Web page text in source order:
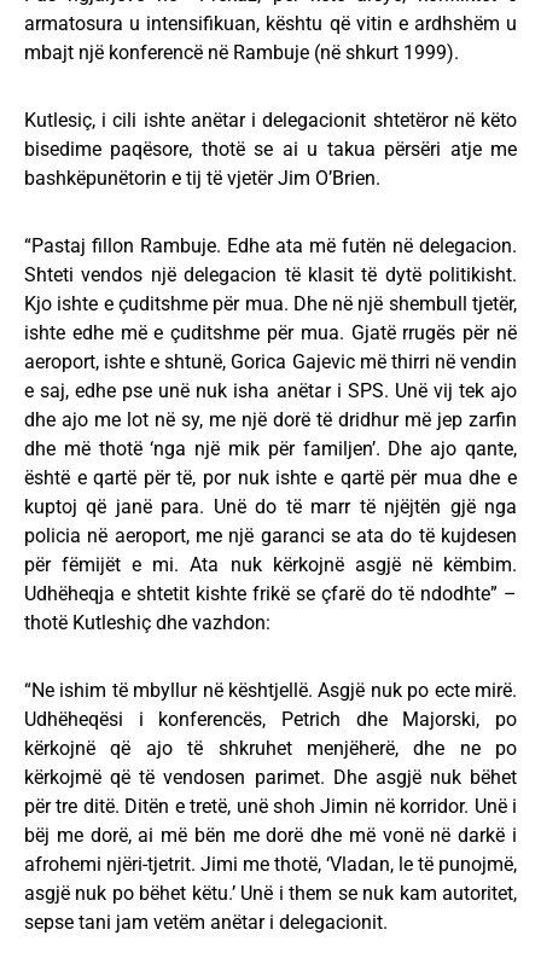
armatosura u intensifikuan, kështu që vitin e ardhshëm u
mbajt një konferencë në Rambuje (në shkurt 1999).
Kutlesiç, i cili ishte anëtar i delegacionit shtetëror në këto
bisedime paqësore, thotë se ai u takua përsëri atje me
bashkëpunëtorin e tij të vjetër Jim O’Brien.
“Pastaj fillon Rambuje. Edhe ata më futën në delegacion.
Shteti vendos një delegacion të klasit të dytë politikisht.
Kjo ishte e çuditshme për mua. Dhe në një shembull tjetër,
ishte edhe më e çuditshme për mua. Gjatë rrugës për në
aeroport, ishte e shtunë, Gorica Gajevic më thirri në vendin
e saj, edhe pse unë nuk isha anëtar i SPS. Unë vij tek ajo
dhe ajo me lot në sy, me një dorë të dridhur më jep zarfin
dhe më thotë ‘nga një mik për familjen’. Dhe ajo qante,
është e qartë për të, por nuk ishte e qartë për mua dhe e
kuptoj që janë para. Unë do të marr të njëjtën gjë nga
policia në aeroport, me një garanci se ata do të kujdesen
për fëmijët e mi. Ata nuk kërkojnë asgjë në këmbim.
Udhëheqja e shtetit kishte frikë se çfarë do të ndodhte” –
thotë Kutleshiç dhe vazhdon:
“Ne ishim të mbyllur në kështjellë. Asgjë nuk po ecte mirë.
Udhëheqësi i konferencës, Petrich dhe Majorski, po
kërkojnë që ajo të shkruhet menjëherë, dhe ne po
kërkojmë që të vendosen parimet. Dhe asgjë nuk bëhet
për tre ditë. Ditën e tretë, unë shoh Jimin në korridor. Unë i
bëj me dorë, ai më bën me dorë dhe më vonë në darkë i
afrohemi njëri-tjetrit. Jimi me thotë, ‘Vladan, le të punojmë,
asgjë nuk po bëhet këtu.’ Unë i them se nuk kam autoritet,
sepse tani jam vetëm anëtar i delegacionit.